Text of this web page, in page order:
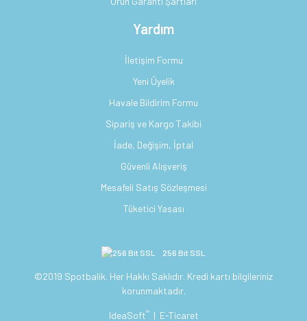
Yardım
İletişim Formu
Yeni Üyelik
Havale Bildirim Formu
Sipariş ve Kargo Takibi
İade, Değişim, İptal
Güvenli Alışveriş
Mesafeli Satış Sözleşmesi
Tüketici Yasası
256 Bit SSL
©2019 Spotbalik. Her Hakkı Saklıdır. Kredi kartı bilgileriniz
korunmaktadır.
IdeaSoft® | E-Ticaret